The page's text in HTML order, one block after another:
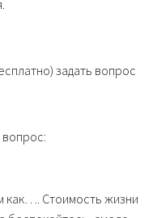
задать вопрос
Стоимость жизни